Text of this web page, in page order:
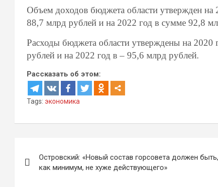
Объем доходов бюджета области утвержден
88,7 млрд рублей и на 2022 год в сумме 92,8
Расходы бюджета области утверждены на
рублей и на 2022 год в – 95,6 млрд рублей.
Рассказать об этом:
Tags: экономика
по
Островский: «Новый состав горсовета должен быть,
как минимум, не хуже действующего»